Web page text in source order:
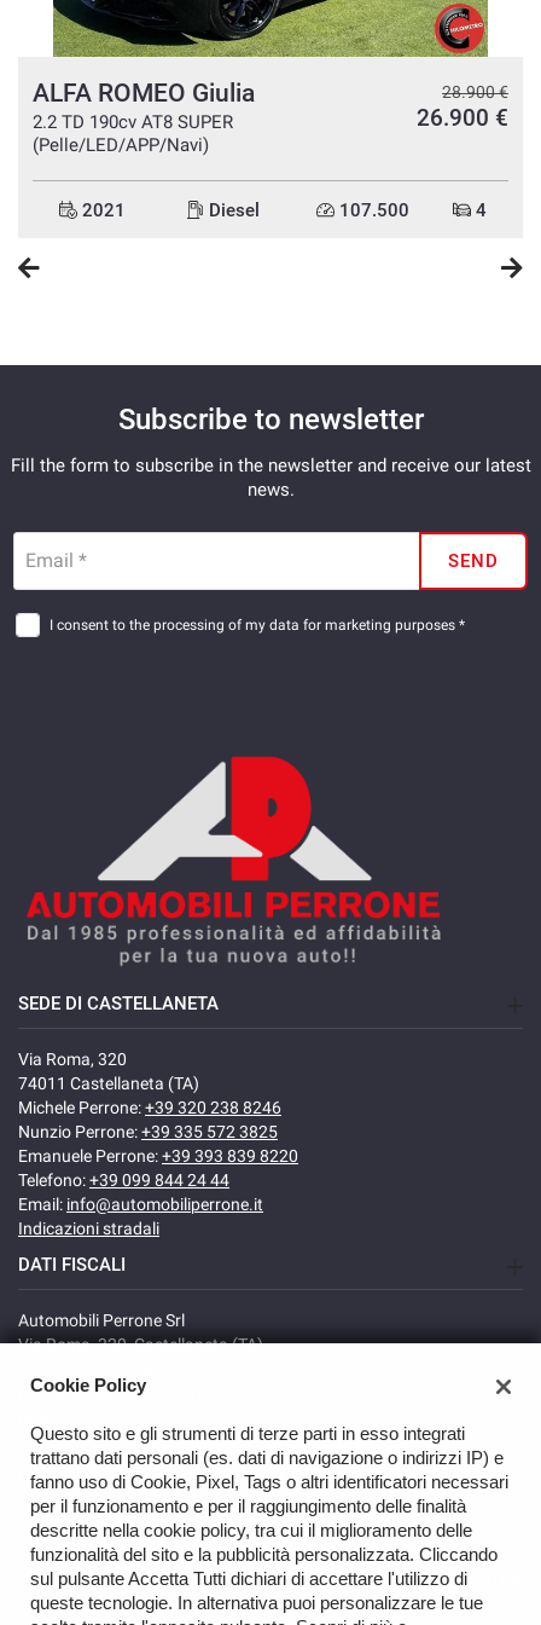
- Wir sprechen Deutsch
- Hablamos españolPossibilità di estensione di garanzia a
24/36/48 mesi.
Possibilità di furto e incendio con valore di fattura.
Possibilità di finanziamento in comode rate a tasso
Leather steering wheel
Multifunction steering wheel
ALFA ROMEO Giulia
2.2 TD 190cv AT8 SUPER
(Pelle/LED/APP/Navi)
28.900 €
26.900 €
2021 Diesel 107.500 4
Subscribe to newsletter
Fill the form to subscribe in the newsletter and receive our latest
news.
Email * SEND
I consent to the processing of my data for marketing purposes *
SEDE DI CASTELLANETA
Via Roma, 320
74011 Castellaneta (TA)
Michele Perrone:+39 320 238 8246
Nunzio Perrone:+39 335 572 3825
Emanuele Perrone:+39 393 839 8220
Telefono:+39 099 844 24 44
Email: info@automobiliperrone.it
Indicazioni stradali
DATI FISCALI
Automobili Perrone Srl
Via Roma, 320, Castellaneta (TA)
Registro delle imprese: TA
Cookie Policy
Questo sito e gli strumenti di terze parti in esso integrati
trattano dati personali (es. dati di navigazione o indirizzi IP) e
fanno uso di Cookie, Pixel, Tags o altri identificatori necessari
per il funzionamento e per il raggiungimento delle finalità
descritte nella cookie policy, tra cui il miglioramento delle
funzionalità del sito e la pubblicità personalizzata. Cliccando
sul pulsante Accetta Tutti dichiari di accettare l'utilizzo di
queste tecnologie. In alternativa puoi personalizzare le tue